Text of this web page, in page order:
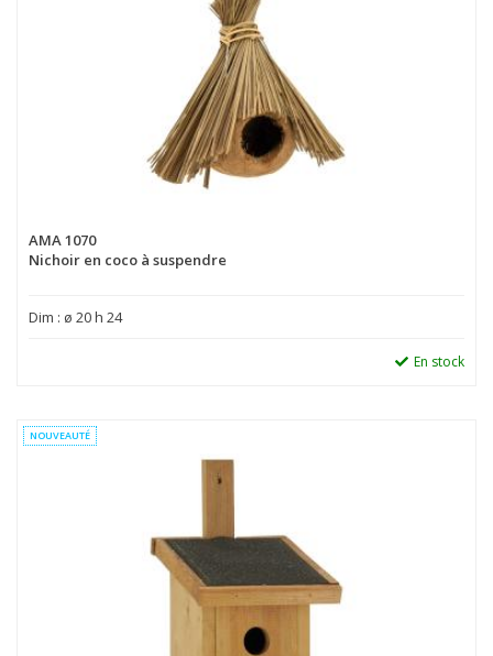
AMA 1070
Nichoir en coco à suspendre
Dim : ø 20 h 24
En stock
NOUVEAUTÉ